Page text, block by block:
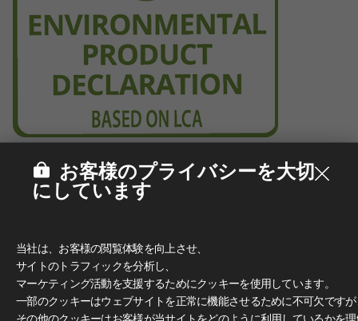
お客様のプライバシーを大切
にしています
当社は、お客様の閲覧体験を向上させ、
サイトのトラフィックを分析し、
マーケティング活動を支援するためにクッキーを使用しています。
一部のクッキーはウェブサイトを正常に機能させるために不可欠です
その他のクッキーはお客様が当サイトをどのように利用しているかを